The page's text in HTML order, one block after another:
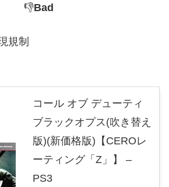
👎Bad
規制
コール オブ デューティ
ブラックオプス(吹き替え
版)(新価格版)【CEROレ
ーティング「Z」】 –
PS3